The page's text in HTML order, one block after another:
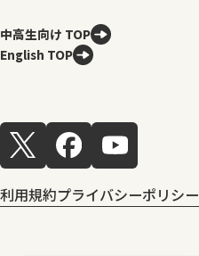
中高生向け TOP
English TOP
利用規約プライバシーポリシー